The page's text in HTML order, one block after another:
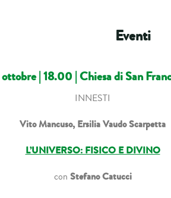
Eventi
| 18.00 |Chiesa di San
INNESTI
Vito Mancuso, Ersilia Vaudo Scarpetta
L’UNIVERSO: FISICO E DIVINO
con Stefano Catucci